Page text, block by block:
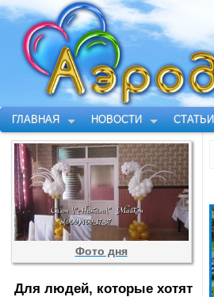
ГЛАВНАЯ НОВОСТИ СТАТЬИ
Фото дня
Для людей, которые хотят